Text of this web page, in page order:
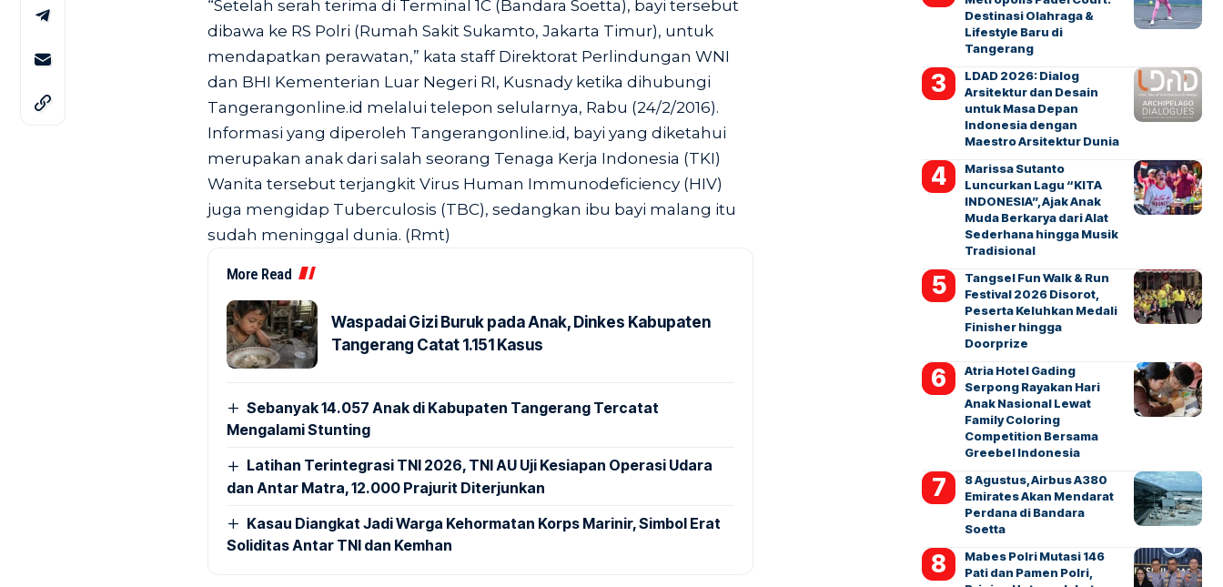
“Setelah serah terima di Terminal 1C (Bandara Soetta), bayi tersebut
dibawa ke RS Polri (Rumah Sakit Sukamto, Jakarta Timur), untuk
mendapatkan perawatan,” kata staff Direktorat Perlindungan WNI
dan BHI Kementerian Luar Negeri RI, Kusnady ketika dihubungi
Tangerangonline.id melalui telepon selularnya, Rabu (24/2/2016).
Informasi yang diperoleh Tangerangonline.id, bayi yang diketahui
merupakan anak dari salah seorang Tenaga Kerja Indonesia (TKI)
Wanita tersebut terjangkit Virus Human Immunodeficiency (HIV)
juga mengidap Tuberculosis (TBC), sedangkan ibu bayi malang itu
sudah meninggal dunia. (Rmt)
More Read
Waspadai Gizi Buruk pada Anak, Dinkes Kabupaten
Tangerang Catat 1.151 Kasus
Sebanyak 14.057 Anak di Kabupaten Tangerang Tercatat
Mengalami Stunting
Latihan Terintegrasi TNI 2026, TNI AU Uji Kesiapan Operasi Udara
dan Antar Matra, 12.000 Prajurit Diterjunkan
Kasau Diangkat Jadi Warga Kehormatan Korps Marinir, Simbol Erat
Soliditas Antar TNI dan Kemhan
Destinasi Olahraga &
Lifestyle Baru di
Tangerang
LDAD 2026: Dialog
Arsitektur dan Desain
untuk Masa Depan
Indonesia dengan
Maestro Arsitektur Dunia
Marissa Sutanto
Luncurkan Lagu “KITA
INDONESIA”, Ajak Anak
Muda Berkarya dari Alat
Sederhana hingga Musik
Tradisional
Tangsel Fun Walk & Run
Festival 2026 Disorot,
Peserta Keluhkan Medali
Finisher hingga
Doorprize
Atria Hotel Gading
Serpong Rayakan Hari
Anak Nasional Lewat
Family Coloring
Competition Bersama
Greebel Indonesia
8 Agustus, Airbus A380
Emirates Akan Mendarat
Perdana di Bandara
Soetta
Mabes Polri Mutasi 146
Pati dan Pamen Polri,